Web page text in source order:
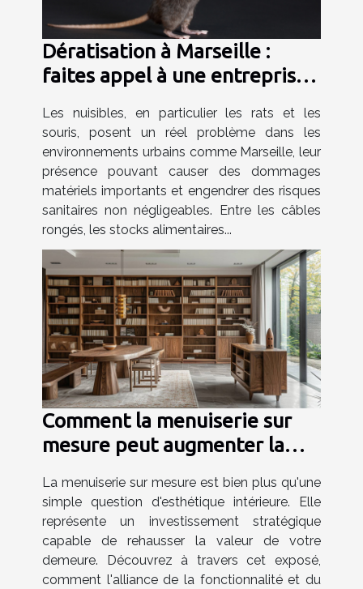
Dératisation à Marseille :
faites appel à une entreprise
Les nuisibles, en particulier les rats et les
souris, posent un réel problème dans les
environnements urbains comme Marseille, leur
présence pouvant causer des dommages
matériels importants et engendrer des risques
sanitaires non négligeables. Entre les câbles
rongés, les stocks alimentaires...
Comment la menuiserie sur
mesure peut augmenter la
La menuiserie sur mesure est bien plus qu'une
simple question d'esthétique intérieure. Elle
représente un investissement stratégique
capable de rehausser la valeur de votre
demeure. Découvrez à travers cet exposé,
comment l'alliance de la fonctionnalité et du